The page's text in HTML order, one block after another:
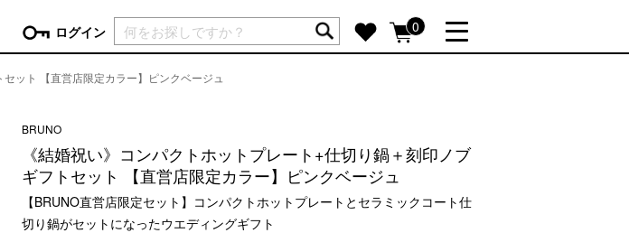
ログイン
イン
れの方はこちら＞
0
現在カートには商品が入っていません。
インテリア
時計
生活家電
家具・収納
出産祝い
新築・引越し祝い
ット 【直営店限定カラー】ピンクベージュ
BRUNO
《結婚祝い》コンパクトホットプレート+仕切り鍋＋刻印ノブ
ギフトセット 【直営店限定カラー】ピンクベージュ
【BRUNO直営店限定セット】コンパクトホットプレートとセラミックコート仕
切り鍋がセットになったウエディングギフト